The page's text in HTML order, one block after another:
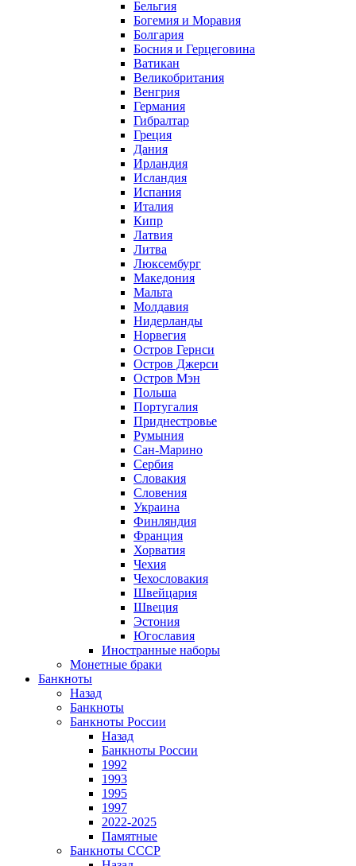
Бельгия
Богемия и Моравия
Болгария
Босния и Герцеговина
Ватикан
Великобритания
Венгрия
Германия
Гибралтар
Греция
Дания
Ирландия
Исландия
Испания
Италия
Кипр
Латвия
Литва
Люксембург
Македония
Мальта
Молдавия
Нидерланды
Норвегия
Остров Гернси
Остров Джерси
Остров Мэн
Польша
Португалия
Приднестровье
Румыния
Сан-Марино
Сербия
Словакия
Словения
Украина
Финляндия
Франция
Хорватия
Чехия
Чехословакия
Швейцария
Швеция
Эстония
Югославия
Иностранные наборы
Монетные браки
Банкноты
Назад
Банкноты
Банкноты России
Назад
Банкноты России
1992
1993
1995
1997
2022-2025
Памятные
Банкноты СССР